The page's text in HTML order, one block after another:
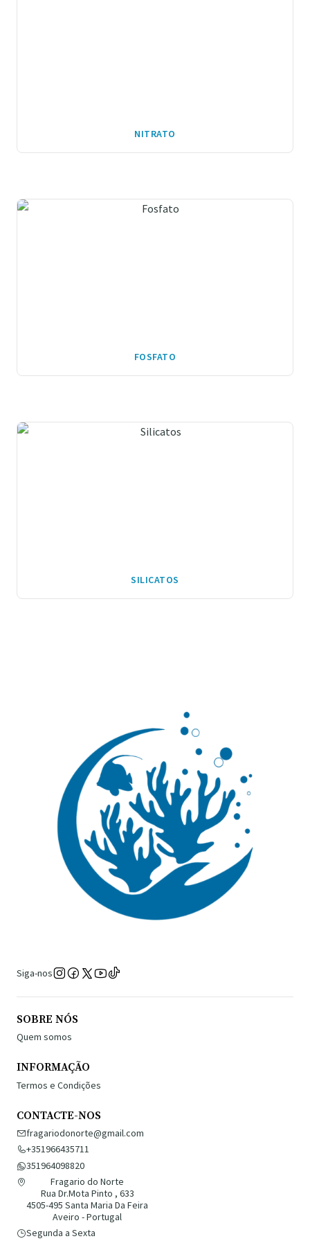
NITRATO
FOSFATO
SILICATOS
Siga-nos
SOBRE NÓS
Quem somos
INFORMAÇÃO
Termos e Condições
CONTACTE-NOS
fragariodonorte@gmail.com
+351966435711
351964098820
Fragario do Norte
Rua Dr.Mota Pinto , 633
4505-495 Santa Maria Da Feira
Aveiro - Portugal
Segunda a Sexta